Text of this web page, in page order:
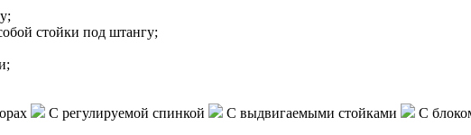
стойки под штангу;
С регулируемой спинкой С выдвигаемыми стойками
С